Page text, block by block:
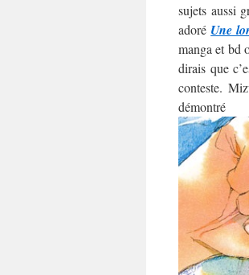
sujets aussi
adoré Une
manga et bd
dirais que
conteste.